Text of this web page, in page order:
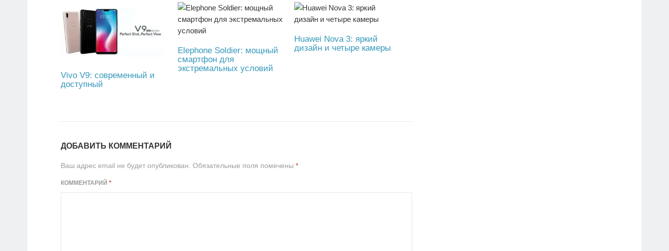
Vivo V9: современный и
доступный
Elephone Soldier: мощный
смартфон для
экстремальных условий
Huawei Nova 3: яркий
дизайн и четыре камеры
ДОБАВИТЬ КОММЕНТАРИЙ
Ваш адрес email не будет опубликован. Обязательные поля помечены *
КОММЕНТАРИЙ *